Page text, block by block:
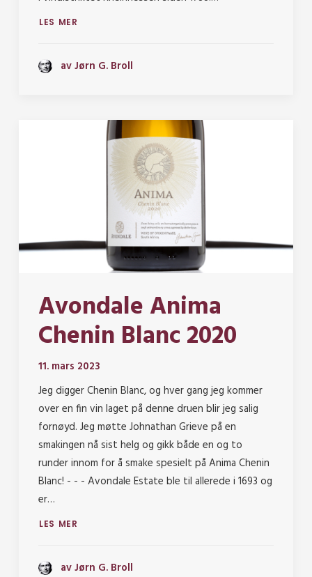
LES MER
av Jørn G. Broll
Avondale Anima
Chenin Blanc 2020
11. mars 2023
Jeg digger Chenin Blanc, og hver gang jeg kommer
over en fin vin laget på denne druen blir jeg salig
fornøyd. Jeg møtte Johnathan Grieve på en
smakingen nå sist helg og gikk både en og to
runder innom for å smake spesielt på Anima Chenin
Blanc! - - - Avondale Estate ble til allerede i 1693 og
er…
LES MER
av Jørn G. Broll